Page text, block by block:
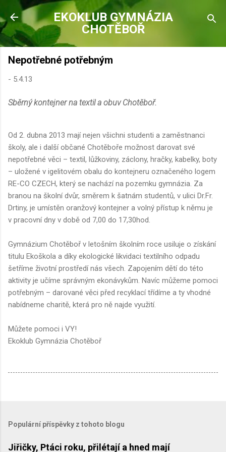
Přeskočit na hlavní obsah
EKOKLUB GYMNÁZIA
CHOTĚBOŘ
Nepotřebné potřebným
- 5.4.13
Sběrný kontejner na textil a obuv Chotěboř.
Od 2. dubna 2013 mají nejen všichni studenti a zaměstnanci
školy, ale i další občané Chotěboře možnost darovat své
nepotřebné věci – textil, lůžkoviny, záclony, hračky, kabelky, boty
– uložené v igelitovém obalu do kontejneru označeného logem
RE-CO CZECH, který se nachází na pozemku gymnázia. Za
branou na školní dvůr, směrem k šatnám studentů, v ulici Dr.Fr.
Drtiny, je umístěn oranžový kontejner a volný přístup k němu je
v pracovní dny v době od 7,00 do 17,30hod.
Gymnázium Chotěboř v letošním školním roce usiluje o získání
titulu Ekoškola a díky ekologické likvidaci textilního odpadu
šetříme životní prostředí nás všech. Zapojením dětí do této
aktivity je učíme správným ekonávykům. Navíc můžeme pomoci
potřebným – darované věci před recyklací třídíme a ty vhodné
nabídneme charitě, která pro ně najde využití.
Můžete pomoci i VY!
Ekoklub Gymnázia Chotěboř
Populární příspěvky z tohoto blogu
Jiřičky, Ptáci roku, přilétají a hned mají